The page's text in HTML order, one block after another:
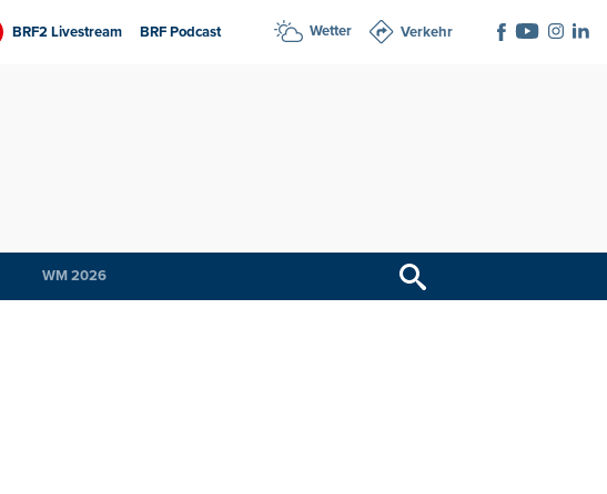
BRF2 Livestream BRF Podcast Wetter Verkehr
WM 2026